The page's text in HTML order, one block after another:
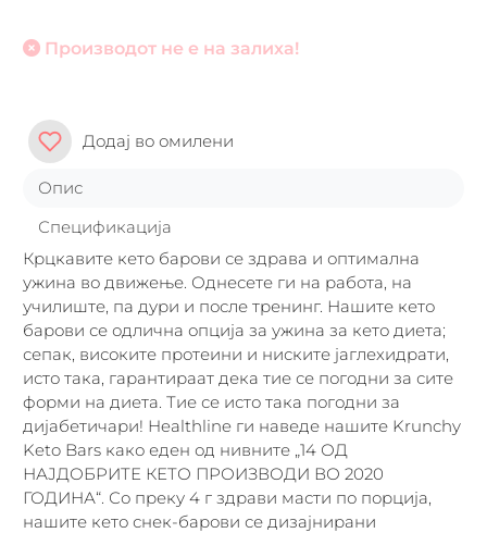
Производот не е на залиха!
Додај во омилени
Опис
Спецификација
Крцкавите кето барови се здрава и оптимална
ужина во движење. Однесете ги на работа, на
училиште, па дури и после тренинг. Нашите кето
барови се одлична опција за ужина за кето диета;
сепак, високите протеини и ниските јаглехидрати,
исто така, гарантираат дека тие се погодни за сите
форми на диета. Тие се исто така погодни за
дијабетичари! Healthline ги наведе нашите Krunchy
Keto Bars како еден од нивните „14 ОД
НАЈДОБРИТЕ КЕТО ПРОИЗВОДИ ВО 2020
ГОДИНА“. Со преку 4 г здрави масти по порција,
нашите кето снек-барови се дизајнирани